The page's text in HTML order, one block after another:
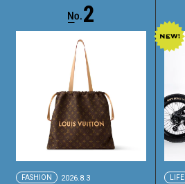
2
FASHION 2026.8.3 LIFE